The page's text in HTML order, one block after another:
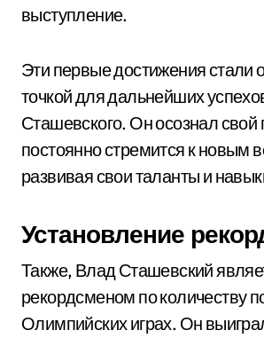
выступление.
Эти первые достижения стали
точкой для дальнейших
Сташевского. Он осознал свой
постоянно стремится к новым
развивая свои таланты и
Установление
Также, Влад Сташевский
рекордсменом по количеству
Олимпийских играх. Он